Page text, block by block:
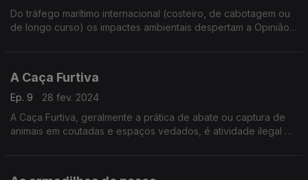
Do tráfego marítimo internacional (costeiro, de cabotagem ou
de longo curso) os impactes ambientais despertam a Opinião
A Caça Furtiva
Ep. 9
28 fev. 2024
A Caça Furtiva, geralmente a prática de abate ou captura de
animais em coutadas e espaços vedados, é atividade ilegal e